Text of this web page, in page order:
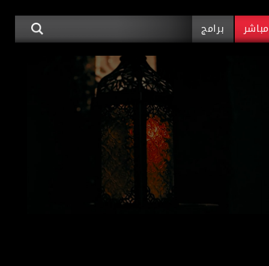
مباشر برامج